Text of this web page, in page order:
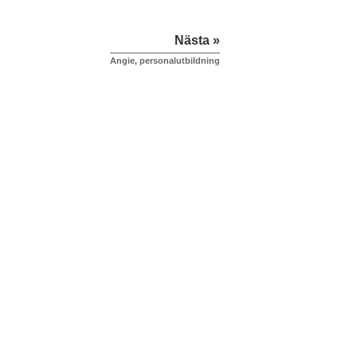
Nästa »
Angie, personalutbildning